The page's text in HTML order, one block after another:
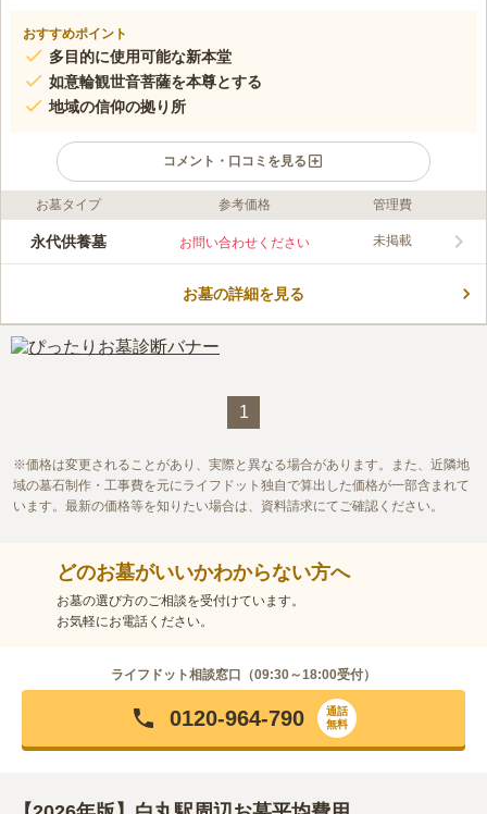
おすすめポイント
多目的に使用可能な新本堂
如意輪観世音菩薩を本尊とする
地域の信仰の拠り所
コメント・口コミを見る
口コミ評価
この霊園はまだ誰からも評価されていません。
お墓タイプ 参考価格 管理費
永代供養墓 お問い合わせください 未掲載
お墓の詳細を見る
1
価格は変更されることがあり、実際と異なる場合があります。また、近隣地
域の墓石制作・工事費を元にライフドット独自で算出した価格が一部含まれて
います。最新の価格等を知りたい場合は、資料請求にてご確認ください。
どのお墓がいいかわからない方へ
お墓の選び方のご相談を受付けています。
お気軽にお電話ください。
ライフドット相談窓口（09:30～18:00受付）
0120-964-790
通話
無料